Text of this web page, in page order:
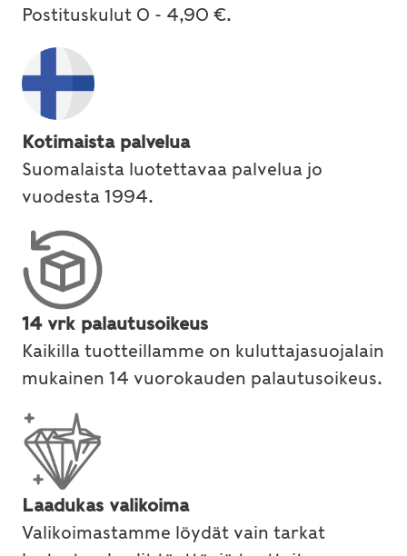
Postituskulut 0 - 4,90 €.
Kotimaista palvelua
Suomalaista luotettavaa palvelua jo
vuodesta 1994.
14 vrk palautusoikeus
Kaikilla tuotteillamme on kuluttajasuojalain
mukainen 14 vuorokauden palautusoikeus.
Laadukas valikoima
Valikoimastamme löydät vain tarkat